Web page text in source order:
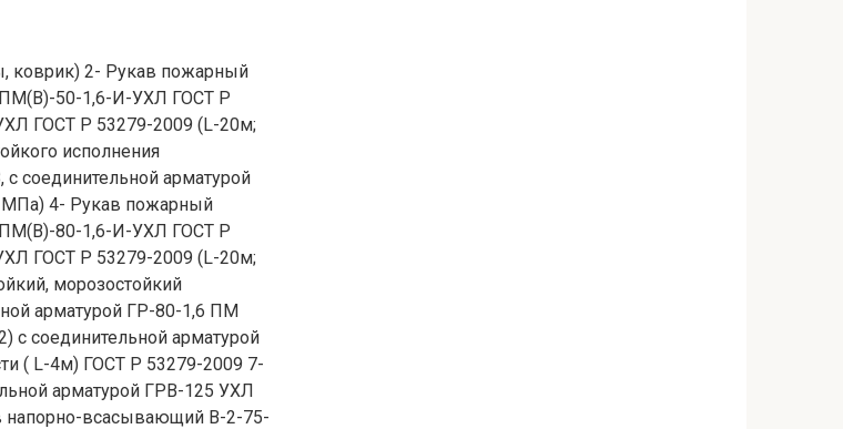
коврик) 2- Рукав пожарный
50-1,6-И-УХЛ ГОСТ Р
ГОСТ Р 53279-2009 (L-20м;
исполнения
соединительной арматурой
4- Рукав пожарный
80-1,6-И-УХЛ ГОСТ Р
ГОСТ Р 53279-2009 (L-20м;
морозостойкий
арматурой ГР-80-1,6 ПМ
соединительной арматурой
( L-4м) ГОСТ Р 53279-2009 7-
арматурой ГРВ-125 УХЛ
напорно-всасывающий В-2-75-